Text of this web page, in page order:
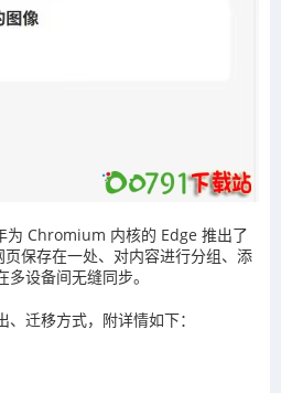
为 Chromium 内核的 Edge 推出了
页保存在一处、对内容进行分组、添
设备间无缝同步。
迁移方式，附详情如下：